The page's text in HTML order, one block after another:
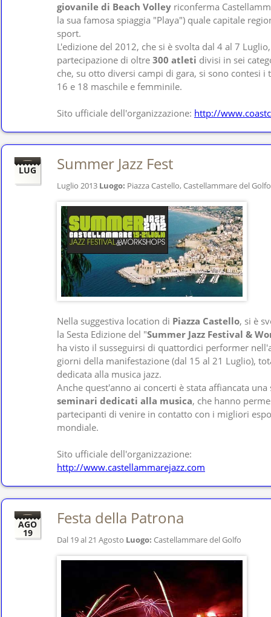
giovanile di Beach Volley riconferma
la sua famosa spiaggia "Playa") quale capitale
sport.
L'edizione del 2012, che si è svolta dal 4 al 7
partecipazione di oltre 300 atleti divisi in sei
che, su otto diversi campi di gara, si sono contesi
16 e 18 maschile e femminile.
Sito ufficiale dell'organizzazione: http://
LUG Summer Jazz Fest
Luglio 2013 Luogo: Piazza Castello, Castellammare del Golfo
Nella suggestiva location di Piazza Castello, si è
la Sesta Edizione del "Summer Jazz Festival &
ha visto il susseguirsi di quattordici performer
giorni della manifestazione (dal 15 al 21 Luglio),
dedicata alla musica jazz.
Anche quest'anno ai concerti è stata affiancata una
seminari dedicati alla musica, che hanno
partecipanti di venire in contatto con i migliori
mondiale.
Sito ufficiale dell'organizzazione:
http://www.castellammarejazz.com
AGO
19
Festa della Patrona
Dal 19 al 21 Agosto Luogo: Castellammare del Golfo